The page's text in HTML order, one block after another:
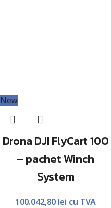
New
Drona DJI FlyCart 100
– pachet Winch
System
100.042,80 lei cu TVA